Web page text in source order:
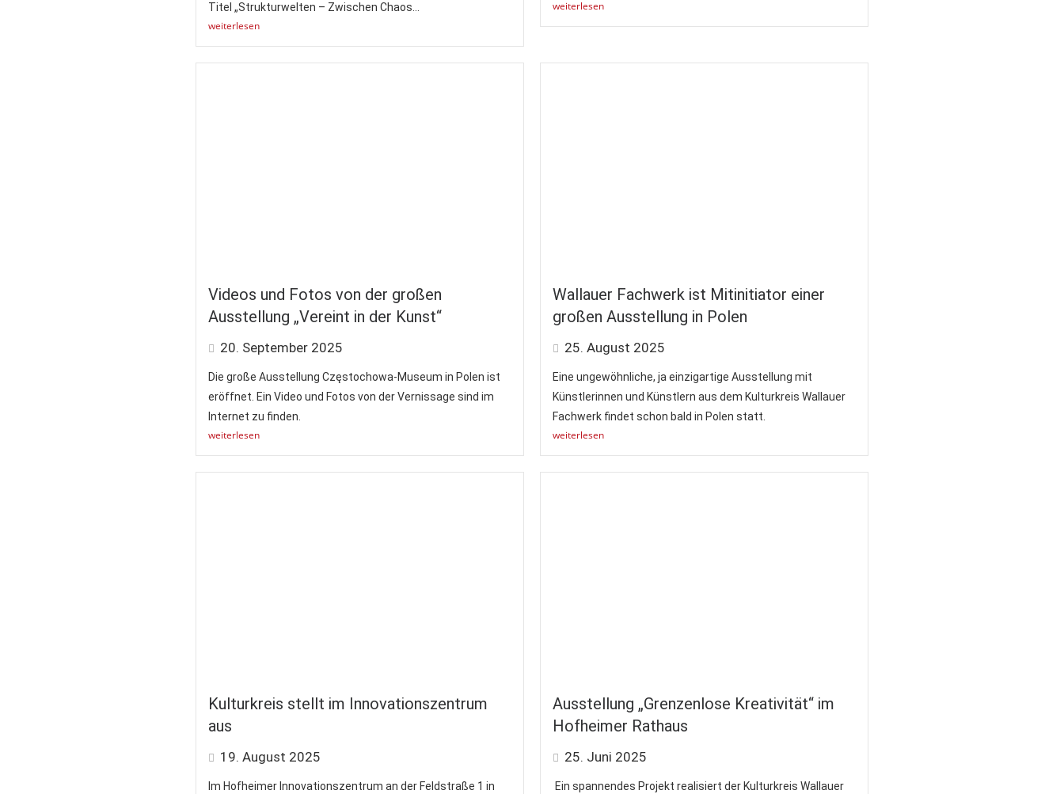
Titel „Strukturwelten – Zwischen Chaos...
weiterlesen
weiterlesen
Videos und Fotos von der großen
Ausstellung „Vereint in der Kunst“
20. September 2025
Die große Ausstellung Częstochowa-Museum in Polen ist
eröffnet. Ein Video und Fotos von der Vernissage sind im
Internet zu finden.
weiterlesen
Wallauer Fachwerk ist Mitinitiator einer
großen Ausstellung in Polen
25. August 2025
Eine ungewöhnliche, ja einzigartige Ausstellung mit
Künstlerinnen und Künstlern aus dem Kulturkreis Wallauer
Fachwerk findet schon bald in Polen statt.
weiterlesen
Kulturkreis stellt im Innovationszentrum
aus
19. August 2025
Im Hofheimer Innovationszentrum an der Feldstraße 1 in
Ausstellung „Grenzenlose Kreativität“ im
Hofheimer Rathaus
25. Juni 2025
Ein spannendes Projekt realisiert der Kulturkreis Wallauer